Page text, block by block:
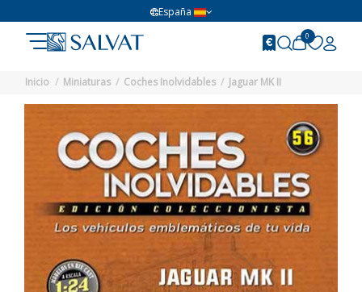
España
0
Inicio Miniaturas Coches Inolvidables Jaguar MK II